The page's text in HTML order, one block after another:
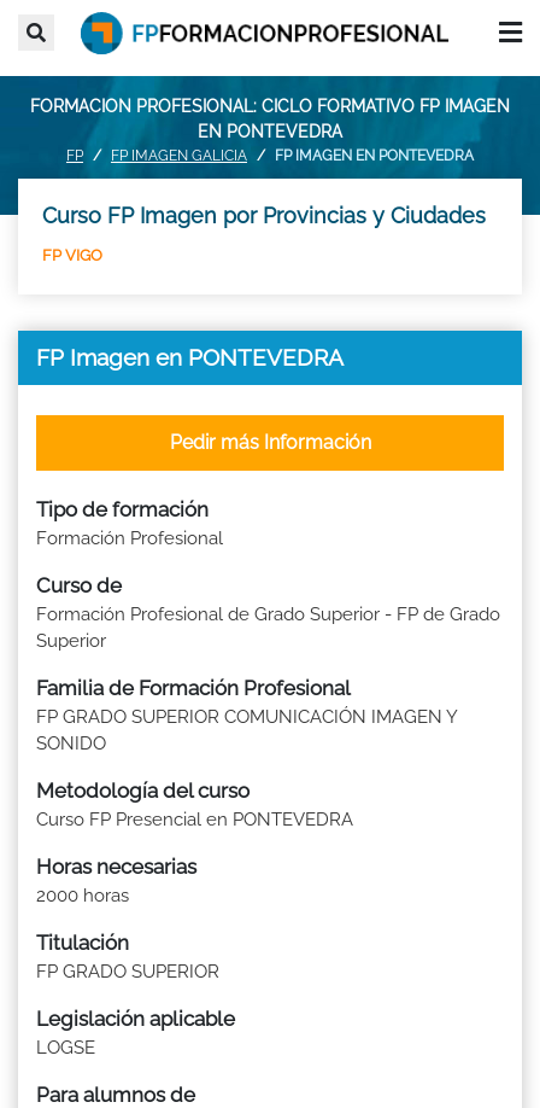
FORMACION PROFESIONAL: CICLO FORMATIVO FP IMAGEN
EN PONTEVEDRA
FP FP IMAGEN GALICIA FP IMAGEN EN PONTEVEDRA
Curso FP Imagen por Provincias y Ciudades
FP VIGO
FP Imagen en PONTEVEDRA
Tipo de formación
Formación Profesional
Curso de
Formación Profesional de Grado Superior - FP de Grado
Superior
Familia de Formación Profesional
FP GRADO SUPERIOR COMUNICACIÓN IMAGEN Y
SONIDO
Metodología del curso
Curso FP Presencial en PONTEVEDRA
Horas necesarias
2000 horas
Titulación
FP GRADO SUPERIOR
Legislación aplicable
LOGSE
Para alumnos de
Pedir más Información